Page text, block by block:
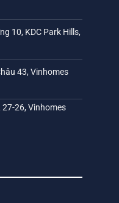
10, KDC Park Hills,
43, Vinhomes
27-26, Vinhomes